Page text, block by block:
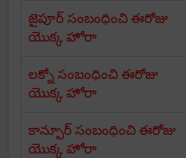
జైపూర్ సంబంధించి ఈరోజు
యొక్క హోరా
లక్నో సంబంధించి ఈరోజు
యొక్క హోరా
కాన్పూర్ సంబంధించి ఈరోజు
యొక్క హోరా